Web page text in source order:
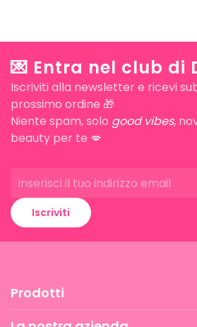
💌 Entra nel club di
Iscriviti alla newsletter e ricevi
prossimo ordine 🎁
Niente spam, solo good vibes,
beauty per te 💋
Iscriviti
Prodotti